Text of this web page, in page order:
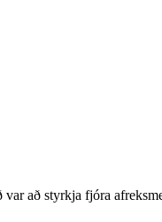
að styrkja fjóra